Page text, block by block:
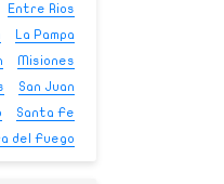
Entre Rios
La Pampa
Misiones
San Juan
Santa Fe
del Fuego